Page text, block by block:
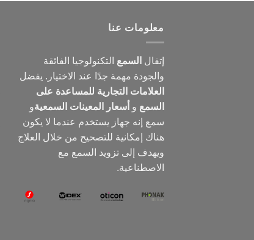
معلومات عنا
إتفال السمع التكنولوجيا الفائقة
والجودة مهمة جدًا عند الاختيار. يفضل
العلامات التجارية للمساعدة على
السمع و أسعار المعينات السمعيةو
سمع إنه جهاز يستخدم عندما لا يكون
هناك إمكانية للتصحيح من خلال العلاج
ويهدف إلى تزويد السمع مع
الاصطناعية.